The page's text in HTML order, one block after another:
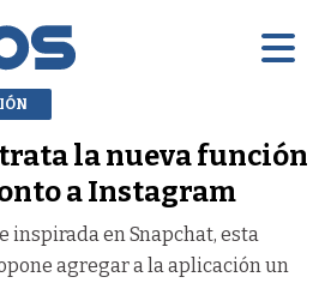
trata la nueva función
a Instagram
inspirada en Snapchat, esta
agregar a la aplicación un